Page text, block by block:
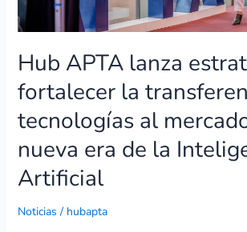
Hub APTA lanza
fortalecer la
tecnologías al
nueva era de la
Artificial
Noticias / hubapta
mercado
en
nueva
era
de
la
Artificial